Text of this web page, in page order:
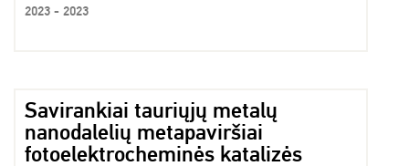
2023 - 2023
Savirankiai tauriųjų metalų
nanodalelių metapaviršiai
fotoelektrocheminės katalizės